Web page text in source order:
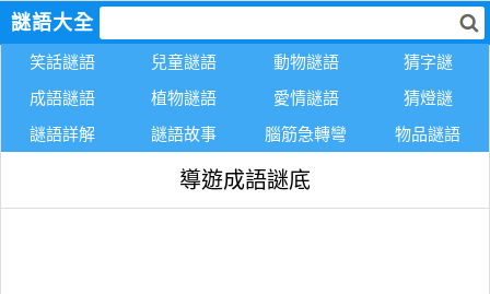
謎語大全
笑話謎語 兒童謎語 動物謎語
猜字謎
成語謎語
植物謎語 愛情謎語
猜燈謎
謎語詳解
謎語故事 腦筋急轉彎 物品謎語
導遊成語謎底